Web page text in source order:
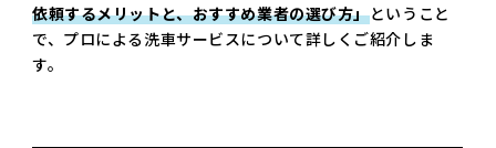
依頼するメリットと、おすすめ業者の選び方」ということ
で、プロによる洗車サービスについて詳しくご紹介しま
す。